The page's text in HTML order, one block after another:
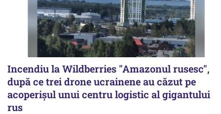
Incendiu la Wildberries "Amazonul rusesc",
după ce trei drone ucrainene au căzut pe
acoperişul unui centru logistic al gigantului
rus